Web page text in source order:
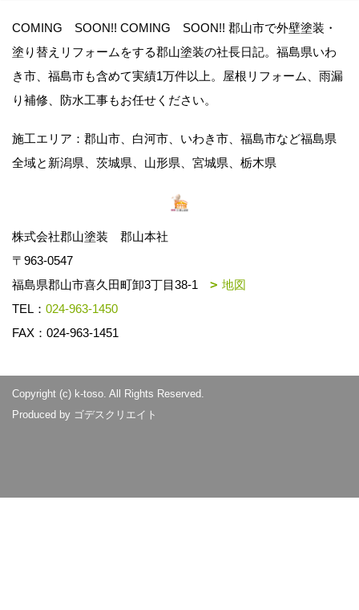
COMING SOON!! COMING SOON!! 郡山市で外壁塗装・
塗り替えリフォームをする郡山塗装の社長日記。福島県いわ
き市、福島市も含めて実績1万件以上。屋根リフォーム、雨漏
り補修、防水工事もお任せください。
施工エリア：郡山市、白河市、いわき市、福島市など福島県
全域と新潟県、茨城県、山形県、宮城県、栃木県
株式会社郡山塗装 郡山本社
〒963-0547
福島県郡山市喜久田町卸3丁目38-1
地図
TEL： 024-963-1450
FAX：024-963-1451
Copyright (c) k-toso. All Rights Reserved.
Produced by ゴデスクリエイト